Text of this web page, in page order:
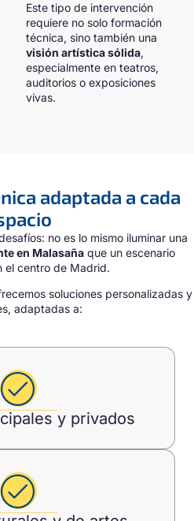
Este tipo de intervención
requiere no solo formación
técnica, sino también una
visión artística sólida,
especialmente en teatros,
auditorios o exposiciones
vivas.
adaptada a cada
no es lo mismo iluminar una
en Malasañaque un escenario
el centro de Madrid.
soluciones personalizadas y
adaptadas a:
y privados